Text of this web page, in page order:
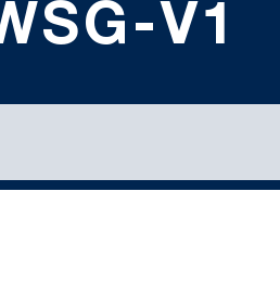
V1